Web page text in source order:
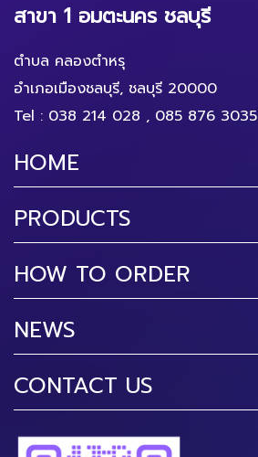
สาขา 1 อมตะนคร ชลบุรี
ตำบล คลองตำหรุ
อำเภอเมืองชลบุรี, ชลบุรี 20000
Tel : 038 214 028 , 085 876 3035
HOME
PRODUCTS
HOW TO ORDER
NEWS
CONTACT US